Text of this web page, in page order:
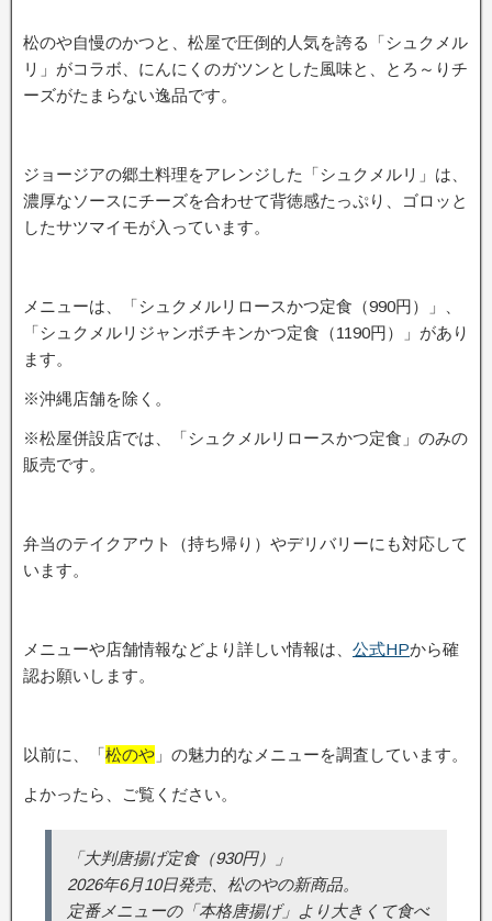
松のや自慢のかつと、松屋で圧倒的人気を誇る「シュクメル
リ」がコラボ、にんにくのガツンとした風味と、とろ～りチ
ーズがたまらない逸品です。
ジョージアの郷土料理をアレンジした「シュクメルリ」は、
濃厚なソースにチーズを合わせて背徳感たっぷり、ゴロッと
したサツマイモが入っています。
メニューは、「シュクメルリロースかつ定食（990円）」、
「シュクメルリジャンボチキンかつ定食（1190円）」があり
ます。
※沖縄店舗を除く。
※松屋併設店では、「シュクメルリロースかつ定食」のみの
販売です。
弁当のテイクアウト（持ち帰り）やデリバリーにも対応して
います。
メニューや店舗情報などより詳しい情報は、 公式HPから確
認お願いします。
以前に、「松のや 」の魅力的なメニューを調査しています。
よかったら、ご覧ください。
「大判唐揚げ定食（930円）」
2026年6月10日発売、松のやの新商品。
定番メニューの「本格唐揚げ」より大きくて食べ